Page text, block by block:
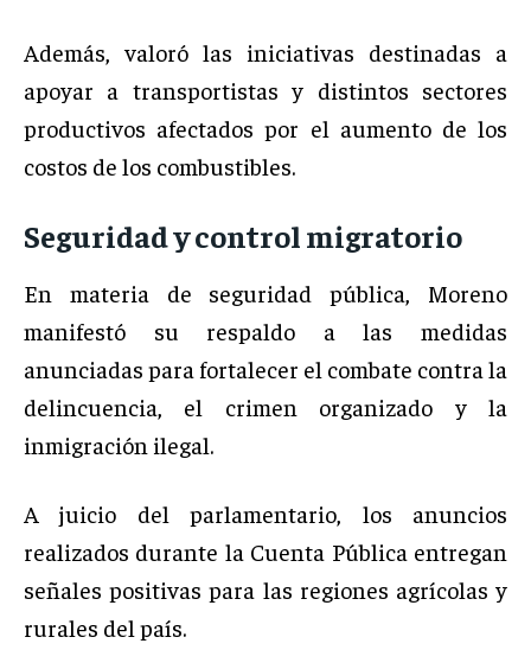
Además, valoró las iniciativas destinadas a
apoyar a transportistas y distintos sectores
productivos afectados por el aumento de los
costos de los combustibles.
Seguridad y control migratorio
En materia de seguridad pública, Moreno
manifestó su respaldo a las medidas
anunciadas para fortalecer el combate contra la
delincuencia, el crimen organizado y la
inmigración ilegal.
A juicio del parlamentario, los anuncios
realizados durante la Cuenta Pública entregan
señales positivas para las regiones agrícolas y
rurales del país.